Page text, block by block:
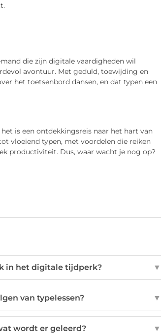
die zijn digitale vaardigheden wil
avontuur. Met geduld, toewijding en
het toetsenbord dansen, en dat typen een
is een ontdekkingsreis naar het hart van
vloeiend typen, met voordelen die reiken
productiviteit. Dus, waar wacht je nog op?
in het digitale tijdperk? ▼
van typelessen? ▼
wordt er geleerd? ▼